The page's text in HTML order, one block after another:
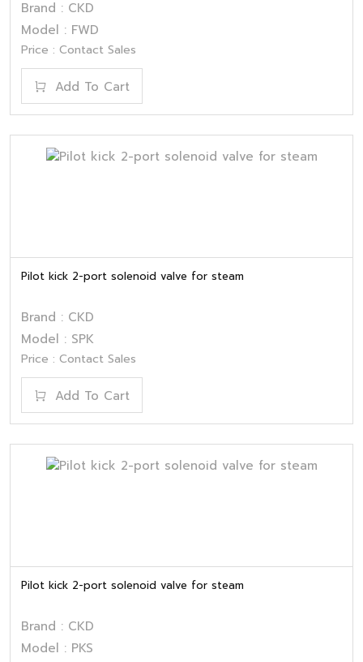
Brand : CKD
Model : FWD
Price : Contact Sales
Add To Cart
Pilot kick 2-port solenoid valve for steam
Brand : CKD
Model : SPK
Price : Contact Sales
Add To Cart
Pilot kick 2-port solenoid valve for steam
Brand : CKD
Model : PKS